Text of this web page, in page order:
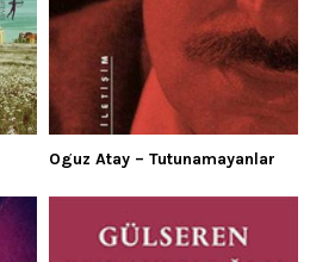
Oguz Atay – Tutunamayanlar